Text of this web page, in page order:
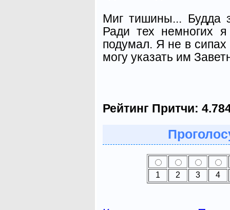
Миг тишины... Будда
Ради тех немногих
подумал. Я не в
могу указать им
Рейтинг Притчи:
1 2 3 4